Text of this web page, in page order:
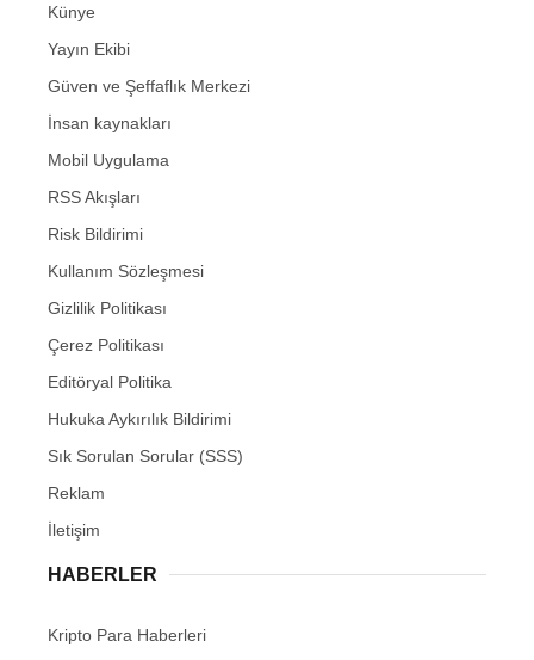
Künye
Yayın Ekibi
Güven ve Şeffaflık Merkezi
İnsan kaynakları
Mobil Uygulama
RSS Akışları
Risk Bildirimi
Kullanım Sözleşmesi
Gizlilik Politikası
Çerez Politikası
Editöryal Politika
Hukuka Aykırılık Bildirimi
Sık Sorulan Sorular (SSS)
Reklam
İletişim
HABERLER
Kripto Para Haberleri